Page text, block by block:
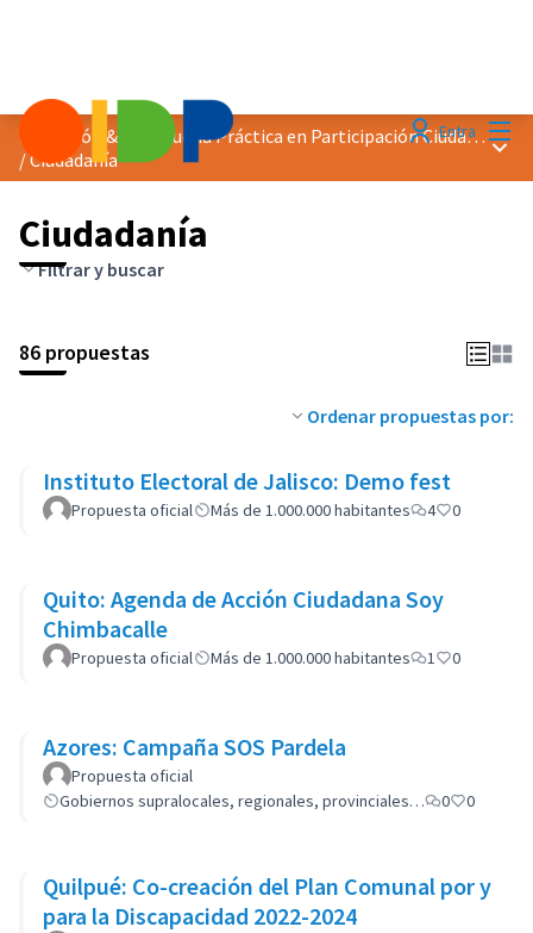
EntraDistinción &quot;Buena Práctica en Participación Ciudadana&quot; 2023
/Ciudadanía
Ciudadanía
Filtrar y buscar
86 propuestas
Ordenar propuestas por:
Instituto Electoral de Jalisco: Demo fest
Propuesta oficial Más de 1.000.000 habitantes 4 0
Quito: Agenda de Acción Ciudadana Soy
Chimbacalle
Propuesta oficial Más de 1.000.000 habitantes 1 0
Azores: Campaña SOS Pardela
Propuesta oficial
Gobiernos supralocales, regionales, provinciales…
0 0
Quilpué: Co-creación del Plan Comunal por y
para la Discapacidad 2022-2024